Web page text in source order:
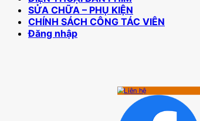
SỬA CHỮA – PHỤ KIỆN
CHÍNH SÁCH CÔNG TÁC VIÊN
Đăng nhập